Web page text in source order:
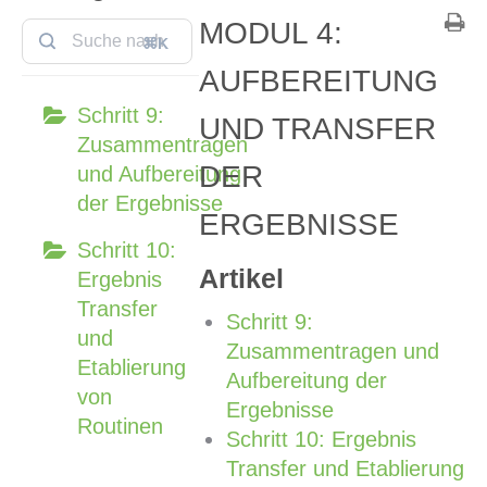
⌘K
Schritt 9:
Zusammentragen
und Aufbereitung
der Ergebnisse
Schritt 10:
Ergebnis
Transfer
und
Etablierung
von
Routinen
MODUL 4:
AUFBEREITUNG
UND TRANSFER
DER
ERGEBNISSE
Artikel
Schritt 9:
Zusammentragen und
Aufbereitung der
Ergebnisse
Schritt 10: Ergebnis
Transfer und Etablierung